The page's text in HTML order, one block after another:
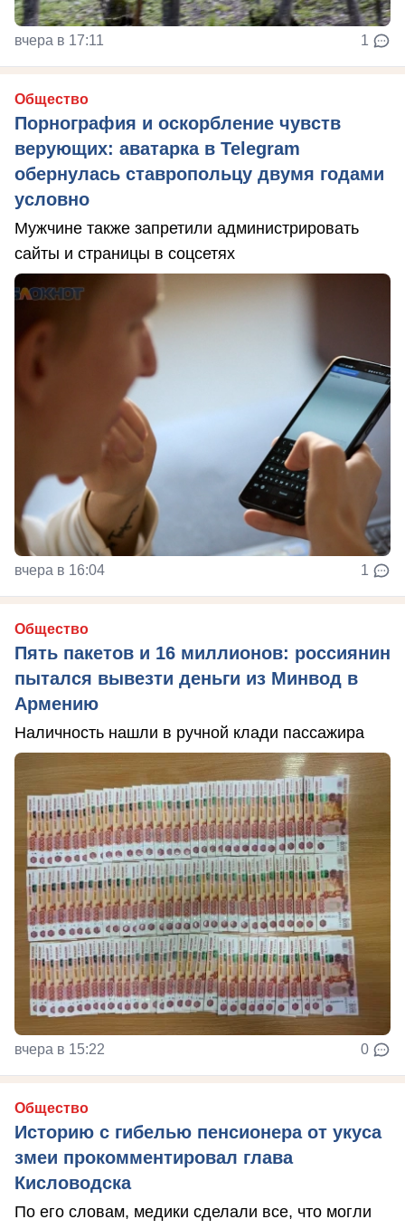
вчера в 17:11 1
Общество
Порнография и оскорбление чувств
верующих: аватарка в Telegram
обернулась ставропольцу двумя годами
условно
Мужчине также запретили администрировать
сайты и страницы в соцсетях
вчера в 16:04 1
Общество
Пять пакетов и 16 миллионов: россиянин
пытался вывезти деньги из Минвод в
Армению
Наличность нашли в ручной клади пассажира
вчера в 15:22 0
Общество
Историю с гибелью пенсионера от укуса
змеи прокомментировал глава
Кисловодска
По его словам, медики сделали все, что могли